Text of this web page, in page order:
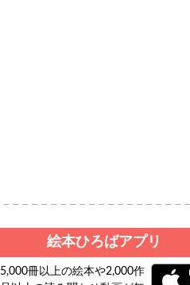
絵本ひろばアプリ
5,000冊以上の絵本や2,000作